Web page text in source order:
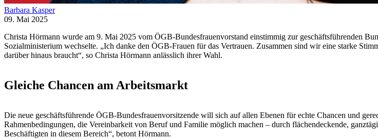
Barbara Kasper
09. Mai 2025
Christa Hörmann wurde am 9. Mai 2025 vom ÖGB-Bundesfrauenvorstand einstimmig zur geschäftsführenden
Sozialministerium wechselte. „Ich danke den ÖGB-Frauen für das Vertrauen. Zusammen sind wir eine starke
darüber hinaus braucht“, so Christa Hörmann anlässlich ihrer Wahl.
Gleiche Chancen am Arbeitsmarkt
Die neue geschäftsführende ÖGB-Bundesfrauenvorsitzende will sich auf allen Ebenen für echte Chancen und
Rahmenbedingungen, die Vereinbarkeit von Beruf und Familie möglich machen – durch flächendeckende,
Beschäftigten in diesem Bereich“, betont Hörmann.